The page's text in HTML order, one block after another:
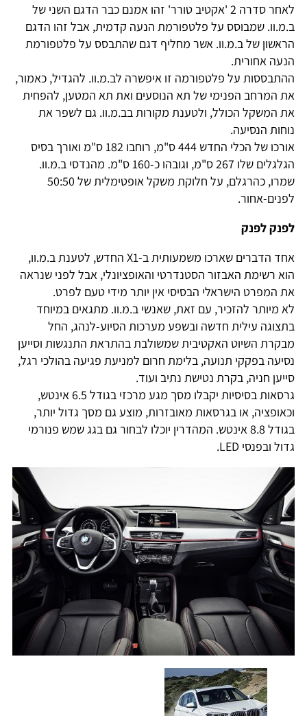
לאחר סדרה 2 'אקטיב טורר' זהו אמנם כבר הדגם השני של
ב.מ.וו. שמבוסס על פלטפורמת הנעה קדמית, אבל זהו הדגם
הראשון של ב.מ.וו. אשר מחליף דגם שהתבסס על פלטפורמת
הנעה אחורית.
ההתבססות על פלטפורמה זו איפשרה לב.מ.וו. להגדיל, כאמור,
את המרחב הפנימי של תא הנוסעים ואת תא המטען, להפחית
את המשקל הכולל, ולטענת מקורות בב.מ.וו. גם לשפר את
נוחות הנסיעה.
אורכו של הכלי החדש 444 ס"מ, רוחבו 182 ס"מ ואורך בסיס
הגלגלים שלו 267 ס"מ, וגובהו כ-160 ס"מ. מהנדסי ב.מ.וו.
שמרו, כהרגלם, על חלוקת משקל אופטימלית של 50:50
לפנים-אחור.
לפנק לפנק
אחד הדברים שארכו משמעותית ב-X1 החדש, לטענת ב.מ.וו,
הוא רשימת האבזור הסטנדרטי והאופציונלי, אבל לפני שנראה
את המפרט הישראלי הבסיסי אין יותר מידי טעם לפרט.
לא מיותר להזכיר, עם זאת, שאנשי ב.מ.וו. מתגאים במיוחד
בתצוגה עילית חדשה ובשפע מערכות הסיוע-לנהג, החל
מבקרת השיוט האקטיבית שמשולבת בהתראת התנגשות וסייען
נסיעה בפקקי תנועה, בלימת חרום למניעת פגיעה בהולכי רגל,
סייען חניה, בקרת נטישת נתיב ועוד.
גרסאות בסיסיות יקבלו מסך מגע מרכזי בגודל 6.5 אינטש,
וכאופציה, או בגרסאות מאובזרות, מוצע גם מסך גדול יותר,
בגודל 8.8 אינטש. המהדרין יוכלו לבחור גם בגג שמש פנורמי
גדול ובפנסי LED.